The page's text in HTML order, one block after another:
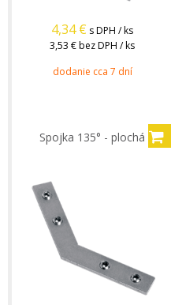
4,34 € s DPH / ks
3,53 €bez DPH / ks
dodanie cca 7 dní
Spojka 135° - plochá